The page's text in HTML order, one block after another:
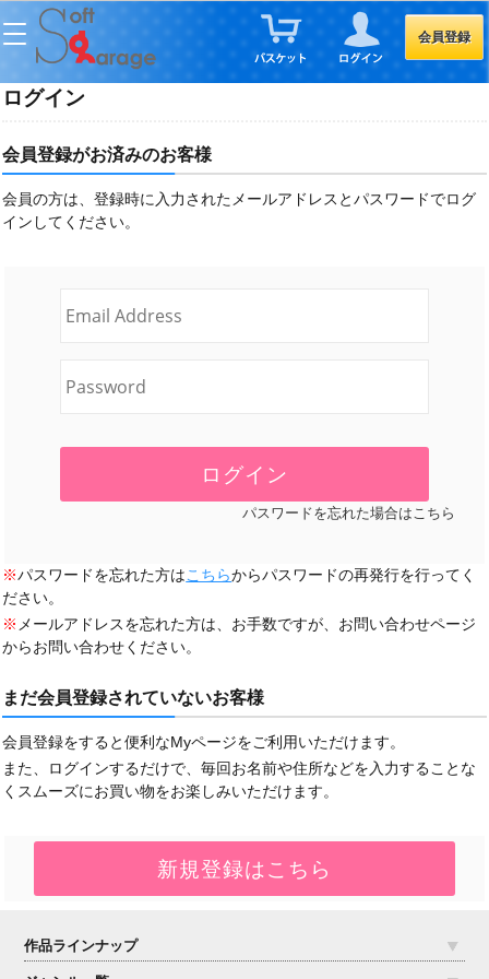
会員登録
ログイン
会員登録がお済みのお客様
会員の方は、登録時に入力されたメールアドレスとパスワードでログ
インしてください。
パスワードを忘れた場合はこちら
※パスワードを忘れた方はこちらからパスワードの再発行を行ってく
ださい。
※ メールアドレスを忘れた方は、お手数ですが、お問い合わせページ
からお問い合わせください。
まだ会員登録されていないお客様
会員登録をすると便利なMyページをご利用いただけます。
また、ログインするだけで、毎回お名前や住所などを入力することな
くスムーズにお買い物をお楽しみいただけます。
作品ラインナップ